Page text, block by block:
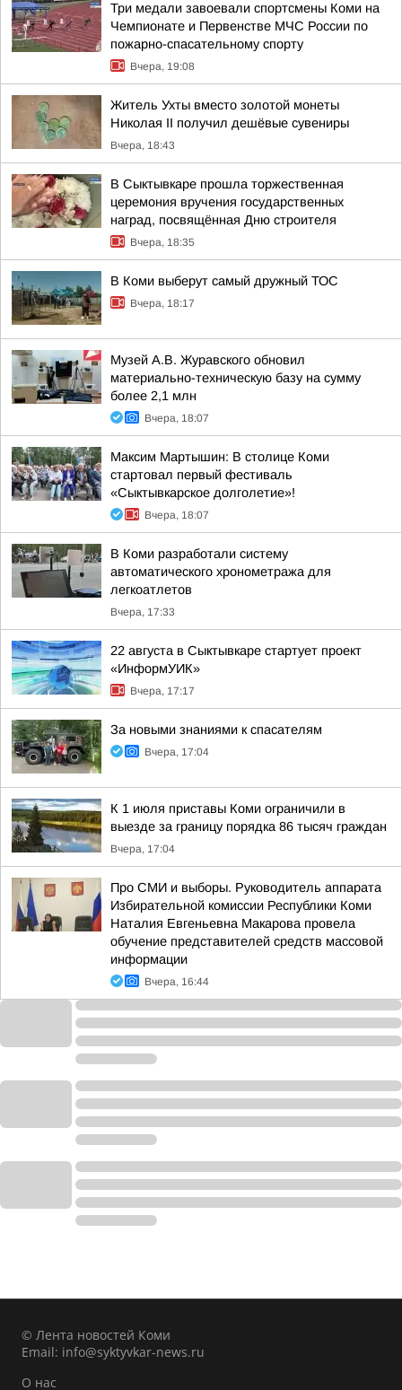
Три медали завоевали спортсмены Коми на
Чемпионате и Первенстве МЧС России по
пожарно-спасательному спорту
Вчера, 19:08
Житель Ухты вместо золотой монеты
Николая II получил дешёвые сувениры
Вчера, 18:43
В Сыктывкаре прошла торжественная
церемония вручения государственных
наград, посвящённая Дню строителя
Вчера, 18:35
В Коми выберут самый дружный ТОС
Вчера, 18:17
Музей А.В. Журавского обновил
материально-техническую базу на сумму
более 2,1 млн
Вчера, 18:07
Максим Мартышин: В столице Коми
стартовал первый фестиваль
«Сыктывкарское долголетие»!
Вчера, 18:07
В Коми разработали систему
автоматического хронометража для
легкоатлетов
Вчера, 17:33
22 августа в Сыктывкаре стартует проект
«ИнформУИК»
Вчера, 17:17
За новыми знаниями к спасателям
Вчера, 17:04
К 1 июля приставы Коми ограничили в
выезде за границу порядка 86 тысяч граждан
Вчера, 17:04
Про СМИ и выборы. Руководитель аппарата
Избирательной комиссии Республики Коми
Наталия Евгеньевна Макарова провела
обучение представителей средств массовой
информации
Вчера, 16:44
© Лента новостей Коми
Email: info@syktyvkar-news.ru
О нас